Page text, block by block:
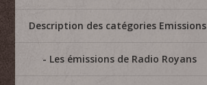
Description des catégories Emissions
Les émissions de Radio Royans